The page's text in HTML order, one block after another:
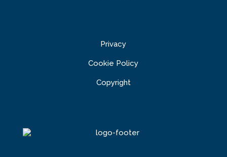
Privacy
Cookie Policy
Copyright